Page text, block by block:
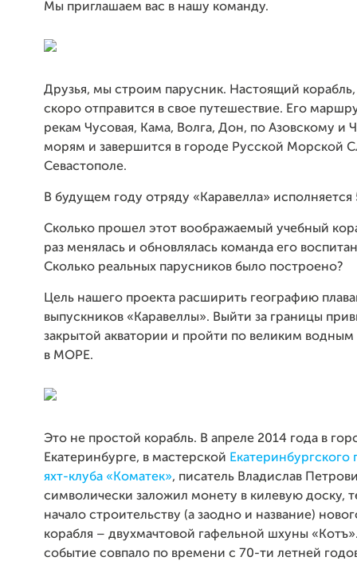
Мы приглашаем вас в нашу команду.
Друзья, мы строим парусник. Настоящий
скоро отправится в свое путешествие. Его
рекам Чусовая, Кама, Волга, Дон, по Азовскому и
морям и завершится в городе Русской Морской
Севастополе.
В будущем году отряду «Каравелла» исполняется
Сколько прошел этот воображаемый учебный
раз менялась и обновлялась команда его
Сколько реальных парусников было построено?
Цель нашего проекта расширить географию
выпускников «Каравеллы». Выйти за границы
закрытой акватории и пройти по великим
в МОРЕ.
Это не простой корабль. В апреле 2014 года в
Екатеринбурге, в мастерской Екатеринбургского
яхт-клуба «Коматек», писатель Владислав
символически заложил монету в килевую доску,
начало строительству (а заодно и название)
корабля – двухмачтовой гафельной шхуны
событие совпало по времени с 70-ти летней